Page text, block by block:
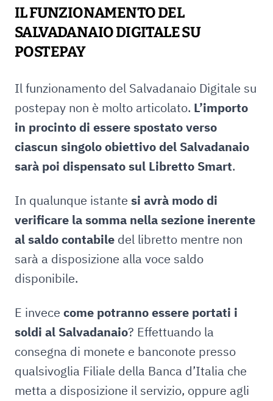
IL FUNZIONAMENTO DEL
SALVADANAIO DIGITALE SU
POSTEPAY
Il funzionamento del Salvadanaio Digitale su
postepay non è molto articolato. L’importo
in procinto di essere spostato verso
ciascun singolo obiettivo del Salvadanaio
sarà poi dispensato sul Libretto Smart.
In qualunque istante si avrà modo di
verificare la somma nella sezione inerente
al saldo contabile del libretto mentre non
sarà a disposizione alla voce saldo
disponibile.
E invece come potranno essere portati i
soldi al Salvadanaio? Effettuando la
consegna di monete e banconote presso
qualsivoglia Filiale della Banca d’Italia che
metta a disposizione il servizio, oppure agli